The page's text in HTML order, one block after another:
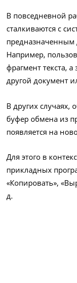
В повседневной
сталкиваются с
Например,
фрагмент текста,
другой документ
В других случаях,
буфер обмена из
появляется на
Для этого в
прикладных
«Копировать»,
д.